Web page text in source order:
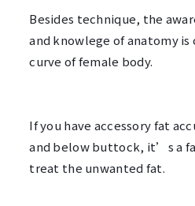
Besides technique, the
and knowlege of anatomy
curve of female body.
If you have accessory fat
and below buttock, it’s a
treat the unwanted fat.